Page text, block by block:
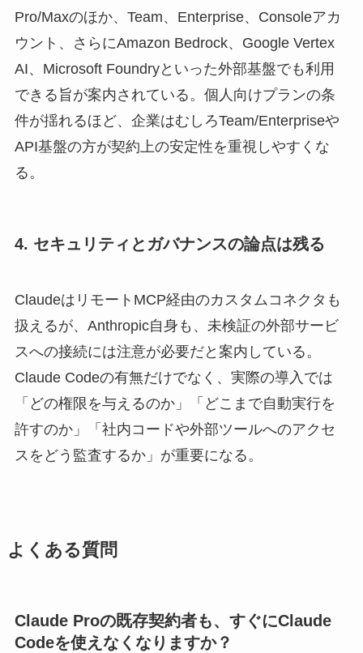
Pro/Maxのほか、Team、Enterprise、Consoleアカ
ウント、さらにAmazon Bedrock、Google Vertex
AI、Microsoft Foundryといった外部基盤でも利用
できる旨が案内されている。個人向けプランの条
件が揺れるほど、企業はむしろTeam/Enterpriseや
API基盤の方が契約上の安定性を重視しやすくな
る。
4. セキュリティとガバナンスの論点は残る
ClaudeはリモートMCP経由のカスタムコネクタも
扱えるが、Anthropic自身も、未検証の外部サービ
スへの接続には注意が必要だと案内している。
Claude Codeの有無だけでなく、実際の導入では
「どの権限を与えるのか」「どこまで自動実行を
許すのか」「社内コードや外部ツールへのアクセ
スをどう監査するか」が重要になる。
よくある質問
Claude Proの既存契約者も、すぐにClaude
Codeを使えなくなりますか？